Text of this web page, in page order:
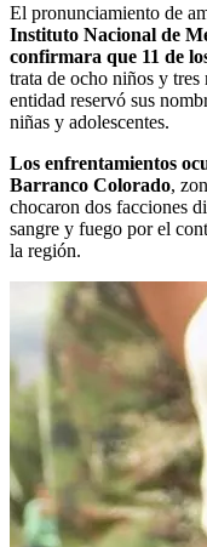
El pronunciamiento de
Instituto Nacional de
confirmara que 11 de
trata de ocho niños y tres
entidad reservó sus
niñas y adolescentes.
Los enfrentamientos
Barranco Colorado,
chocaron dos facciones
sangre y fuego por el
la región.